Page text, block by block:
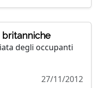
britanniche
degli occupanti
27/11/2012